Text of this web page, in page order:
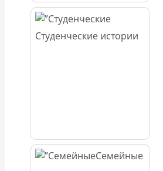
Студенческие истории
Семейные